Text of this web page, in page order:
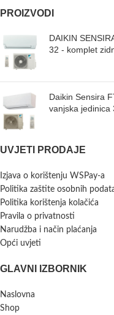
PROIZVODI
DAIKIN
32 - komplet
Daikin Sensira
vanjska jedinica
UVJETI PRODAJE
Izjava o korištenju WSPay-a
Politika zaštite osobnih
Politika korištenja kolačića
Pravila o privatnosti
Narudžba i način plaćanja
Opći uvjeti
GLAVNI IZBORNIK
Naslovna
Shop